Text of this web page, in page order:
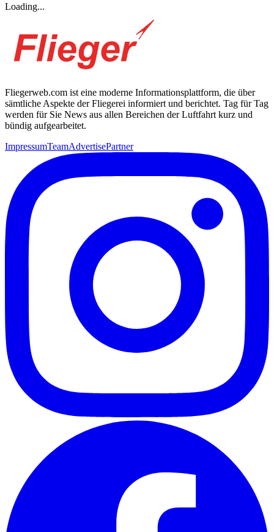
Loading...
Fliegerweb.com ist eine moderne Informationsplattform, die über
sämtliche Aspekte der Fliegerei informiert und berichtet. Tag für Tag
werden für Sie News aus allen Bereichen der Luftfahrt kurz und
bündig aufgearbeitet.
ImpressumTeamAdvertisePartner